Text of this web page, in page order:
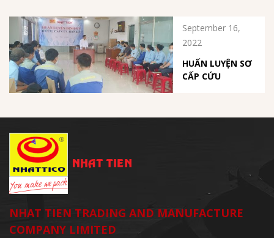
September 16,
2022
HUẤN LUYỆN SƠ
CẤP CỨU
NHAT TIEN TRADING AND MANUFACTURE
COMPANY LIMITED